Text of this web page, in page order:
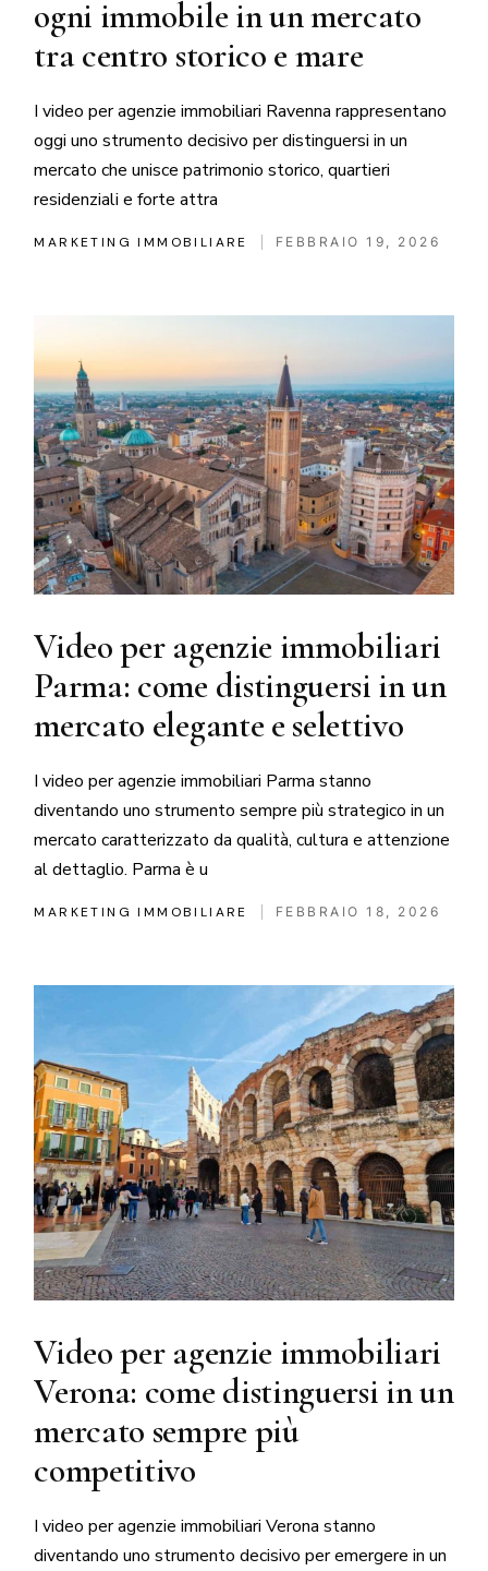
ogni immobile in un mercato
tra centro storico e mare
I video per agenzie immobiliari Ravenna rappresentano
oggi uno strumento decisivo per distinguersi in un
mercato che unisce patrimonio storico, quartieri
residenziali e forte attra
MARKETING IMMOBILIARE FEBBRAIO 19, 2026
Video per agenzie immobiliari
Parma: come distinguersi in un
mercato elegante e selettivo
I video per agenzie immobiliari Parma stanno
diventando uno strumento sempre più strategico in un
mercato caratterizzato da qualità, cultura e attenzione
al dettaglio. Parma è u
MARKETING IMMOBILIARE FEBBRAIO 18, 2026
Video per agenzie immobiliari
Verona: come distinguersi in un
mercato sempre più
competitivo
I video per agenzie immobiliari Verona stanno
diventando uno strumento decisivo per emergere in un